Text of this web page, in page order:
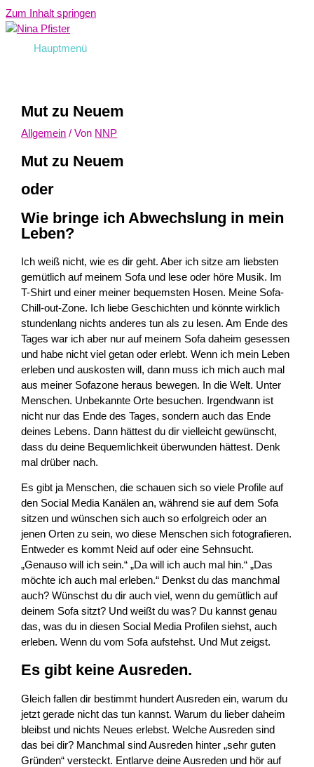
Zum Inhalt springen
Hauptmenü
Mut zu Neuem
Allgemein / Von NNP
Mut zu Neuem
oder
Wie bringe ich Abwechslung in mein
Leben?
Ich weiß nicht, wie es dir geht. Aber ich sitze am liebsten
gemütlich auf meinem Sofa und lese oder höre Musik. Im
T-Shirt und einer meiner bequemsten Hosen. Meine Sofa-
Chill-out-Zone. Ich liebe Geschichten und könnte wirklich
stundenlang nichts anderes tun als zu lesen. Am Ende des
Tages war ich aber nur auf meinem Sofa daheim gesessen
und habe nicht viel getan oder erlebt. Wenn ich mein Leben
erleben und auskosten will, dann muss ich mich auch mal
aus meiner Sofazone heraus bewegen. In die Welt. Unter
Menschen. Unbekannte Orte besuchen. Irgendwann ist
nicht nur das Ende des Tages, sondern auch das Ende
deines Lebens. Dann hättest du dir vielleicht gewünscht,
dass du deine Bequemlichkeit überwunden hättest. Denk
mal drüber nach.
Es gibt ja Menschen, die schauen sich so viele Profile auf
den Social Media Kanälen an, während sie auf dem Sofa
sitzen und wünschen sich auch so erfolgreich oder an
jenen Orten zu sein, wo diese Menschen sich fotografieren.
Entweder es kommt Neid auf oder eine Sehnsucht.
„Genauso will ich sein.“ „Da will ich auch mal hin.“ „Das
möchte ich auch mal erleben.“ Denkst du das manchmal
auch? Wünschst du dir auch viel, wenn du gemütlich auf
deinem Sofa sitzt? Und weißt du was? Du kannst genau
das, was du in diesen Social Media Profilen siehst, auch
erleben. Wenn du vom Sofa aufstehst. Und Mut zeigst.
Es gibt keine Ausreden.
Gleich fallen dir bestimmt hundert Ausreden ein, warum du
jetzt gerade nicht das tun kannst. Warum du lieber daheim
bleibst und nichts Neues erlebst. Welche Ausreden sind
das bei dir? Manchmal sind Ausreden hinter „sehr guten
Gründen“ versteckt. Entlarve deine Ausreden und hör auf